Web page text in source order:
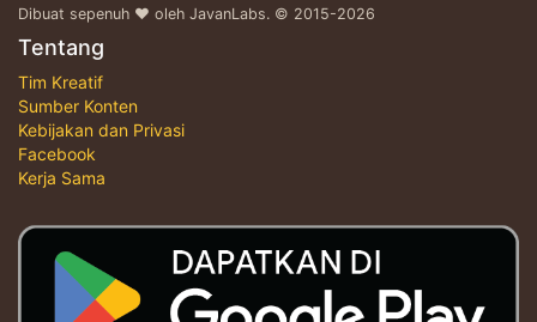
Dibuat sepenuh ♥ oleh JavanLabs. © 2015-2026
Tentang
Tim Kreatif
Sumber Konten
Kebijakan dan Privasi
Facebook
Kerja Sama